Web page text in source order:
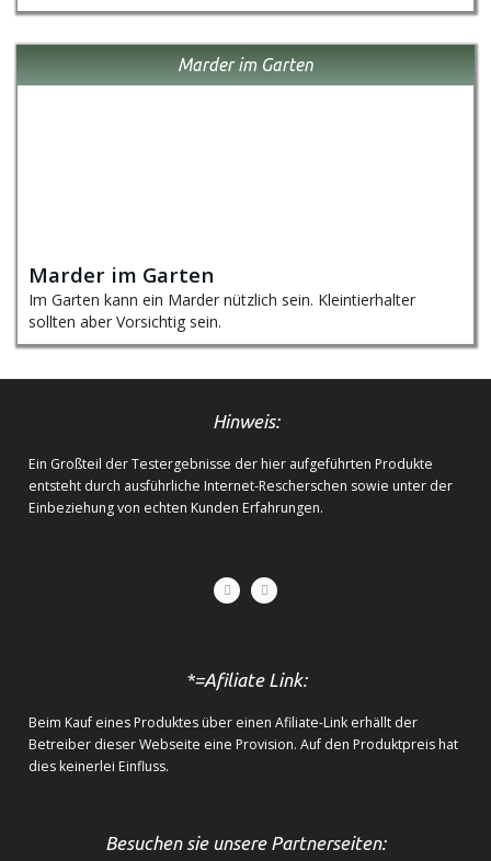
Marder im Garten
Marder im Garten
Im Garten kann ein Marder nützlich sein. Kleintierhalter
sollten aber Vorsichtig sein.
Hinweis:
Ein Großteil der Testergebnisse der hier aufgeführten Produkte
entsteht durch ausführliche Internet-Rescherschen sowie unter der
Einbeziehung von echten Kunden Erfahrungen.
*=Afiliate Link:
Beim Kauf eines Produktes über einen Afiliate-Link erhällt der
Betreiber dieser Webseite eine Provision. Auf den Produktpreis hat
dies keinerlei Einfluss.
Besuchen sie unsere Partnerseiten: